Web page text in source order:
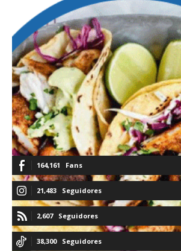
164,161 Fans
21,483 Seguidores
2,607 Seguidores
38,300 Seguidores